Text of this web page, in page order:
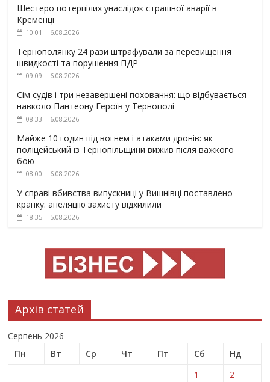
Шестеро потерпілих унаслідок страшної аварії в
Кременці
10:01 | 6.08.2026
Тернополянку 24 рази штрафували за перевищення
швидкості та порушення ПДР
09:09 | 6.08.2026
Сім судів і три незавершені поховання: що відбувається
навколо Пантеону Героїв у Тернополі
08:33 | 6.08.2026
Майже 10 годин під вогнем і атаками дронів: як
поліцейський із Тернопільщини вижив після важкого
бою
08:00 | 6.08.2026
У справі вбивства випускниці у Вишнівці поставлено
крапку: апеляцію захисту відхилили
18:35 | 5.08.2026
Архів статей
Серпень 2026
Пн
Вт Ср Чт Пт Сб
Нд
1
2